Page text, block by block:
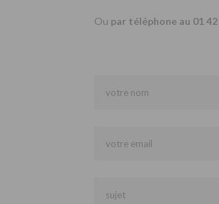
Ou par téléphone au 01 42